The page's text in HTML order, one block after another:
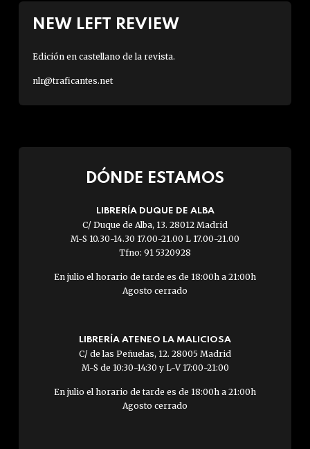
NEW LEFT REVIEW
Edición en castellano de la revista.
nlr@traficantes.net
DÓNDE ESTAMOS
LIBRERÍA DUQUE DE ALBA
C/ Duque de Alba, 13. 28012 Madrid
M-S 10.30-14.30 17.00-21.00 L 17.00-21.00
Tfno: 91 5320928
En julio el horario de tarde es de 18:00h a 21:00h
Agosto cerrado
LIBRERÍA ATENEO LA MALICIOSA
C/ de las Peñuelas, 12. 28005 Madrid
M-S de 10:30-14:30 y L-V 17:00-21:00
En julio el horario de tarde es de 18:00h a 21:00h
Agosto cerrado